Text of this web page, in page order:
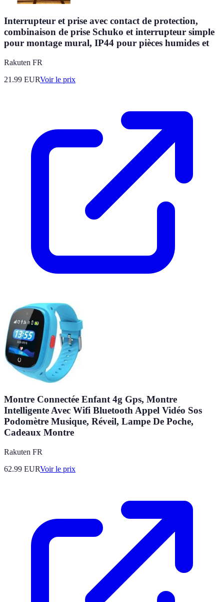
Interrupteur et prise avec contact de protection,
combinaison de prise Schuko et interrupteur simple
pour montage mural, IP44 pour pièces humides et
Rakuten FR
21.99 EURVoir le prix
Montre Connectée Enfant 4g Gps, Montre
Intelligente Avec Wifi Bluetooth Appel Vidéo Sos
Podomètre Musique, Réveil, Lampe De Poche,
Cadeaux Montre
Rakuten FR
62.99 EURVoir le prix